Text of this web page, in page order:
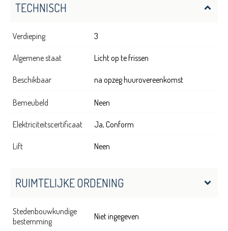
TECHNISCH
Verdieping 3
Algemene staat Licht op te frissen
Beschikbaar na opzeg huurovereenkomst
Bemeubeld Neen
Elektriciteitscertificaat Ja, Conform
Lift Neen
RUIMTELIJKE ORDENING
Stedenbouwkundige
bestemming
Niet ingegeven